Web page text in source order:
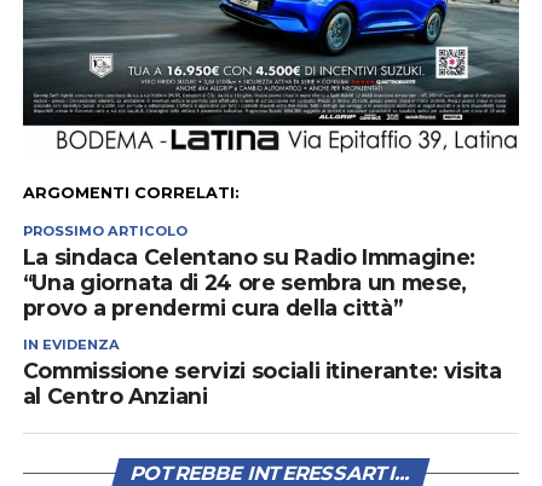
ARGOMENTI CORRELATI:
PROSSIMO ARTICOLO
La sindaca Celentano su Radio Immagine:
“Una giornata di 24 ore sembra un mese,
provo a prendermi cura della città”
IN EVIDENZA
Commissione servizi sociali itinerante: visita
al Centro Anziani
POTREBBE INTERESSARTI...